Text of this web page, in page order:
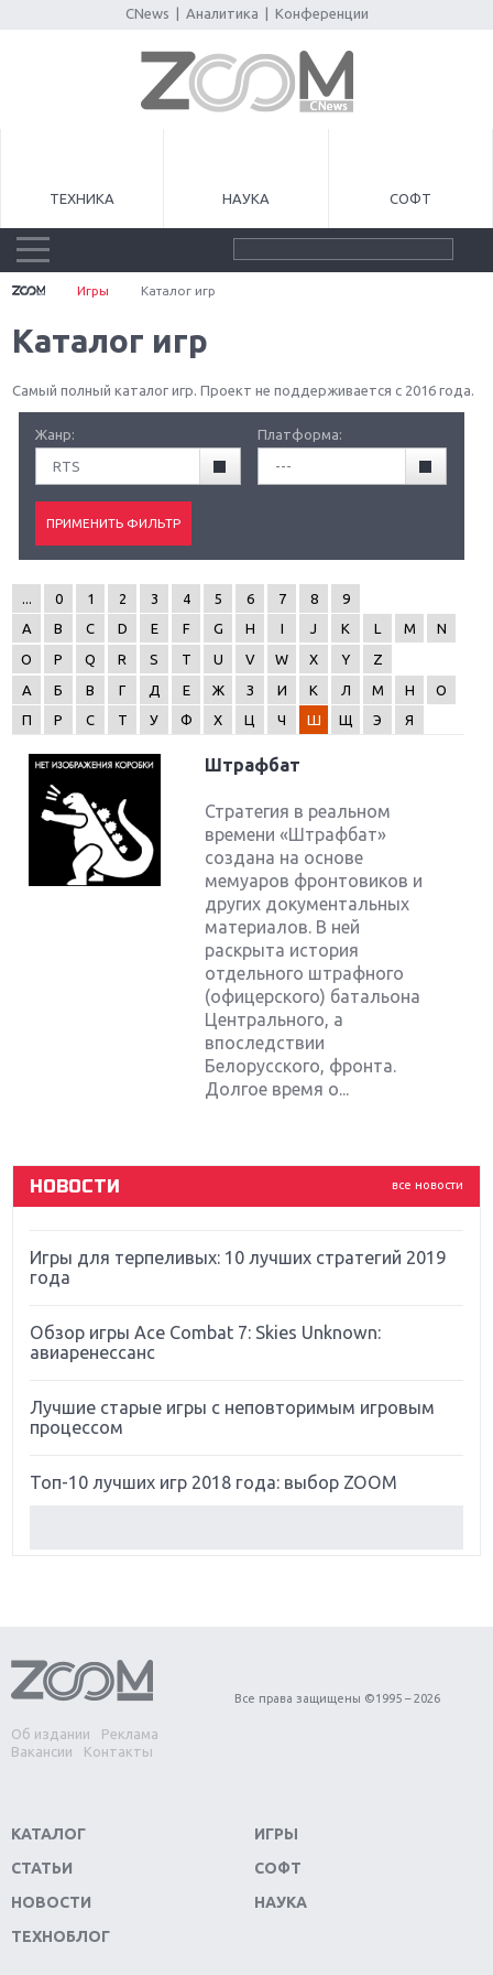
CNews Аналитика Конференции
ТЕХНИКА НАУКА СОФТ
Игры Каталог игр
Каталог игр
Самый полный каталог игр. Проект не поддерживается с 2016 года.
Жанр:
RTS
Платформа:
---
0 1 2 3 4 5 6 7 8
9
A
B C D E F G H I J K L M
N
O
P Q R S T U V W X Y
Z
А
Б В Г Д Е Ж З И К Л М Н
О
П
Р С Т У Ф Х Ц Ч Ш Щ Э Я
Штрафбат
Стратегия в реальном
времени «Штрафбат»
создана на основе
мемуаров фронтовиков и
других документальных
материалов. В ней
раскрыта история
отдельного штрафного
(офицерского) батальона
Центрального, а
впоследствии
Белорусского, фронта.
Долгое время о...
все новости
НОВОСТИ
Крупнейшие релизы мая: Nintendo, Microsoft и
Новинки для Nintendo Switch: Labo, South Park и
Far Cry 5: хвалить нельзя ругать
Игры для терпеливых: 10 лучших стратегий 2019
года
Обзор игры Ace Combat 7: Skies Unknown:
авиаренессанс
Лучшие старые игры с неповторимым игровым
процессом
Топ-10 лучших игр 2018 года: выбор ZOOM
Обзор игры Forza Horizon 4: вершина эволюции
Две важных новинки для консолей: Spider-Man и
Divinity Original Sin 2
Switch
Обзор игры The Crew 2: покорение Америки
Важнейшие анонсы E3 2018
Об издании
Реклама
Вакансии
Контакты
Все права защищены ©1995 – 2026
КАТАЛОГ
СТАТЬИ
НОВОСТИ
ТЕХНОБЛОГ
ИГРЫ
СОФТ
НАУКА